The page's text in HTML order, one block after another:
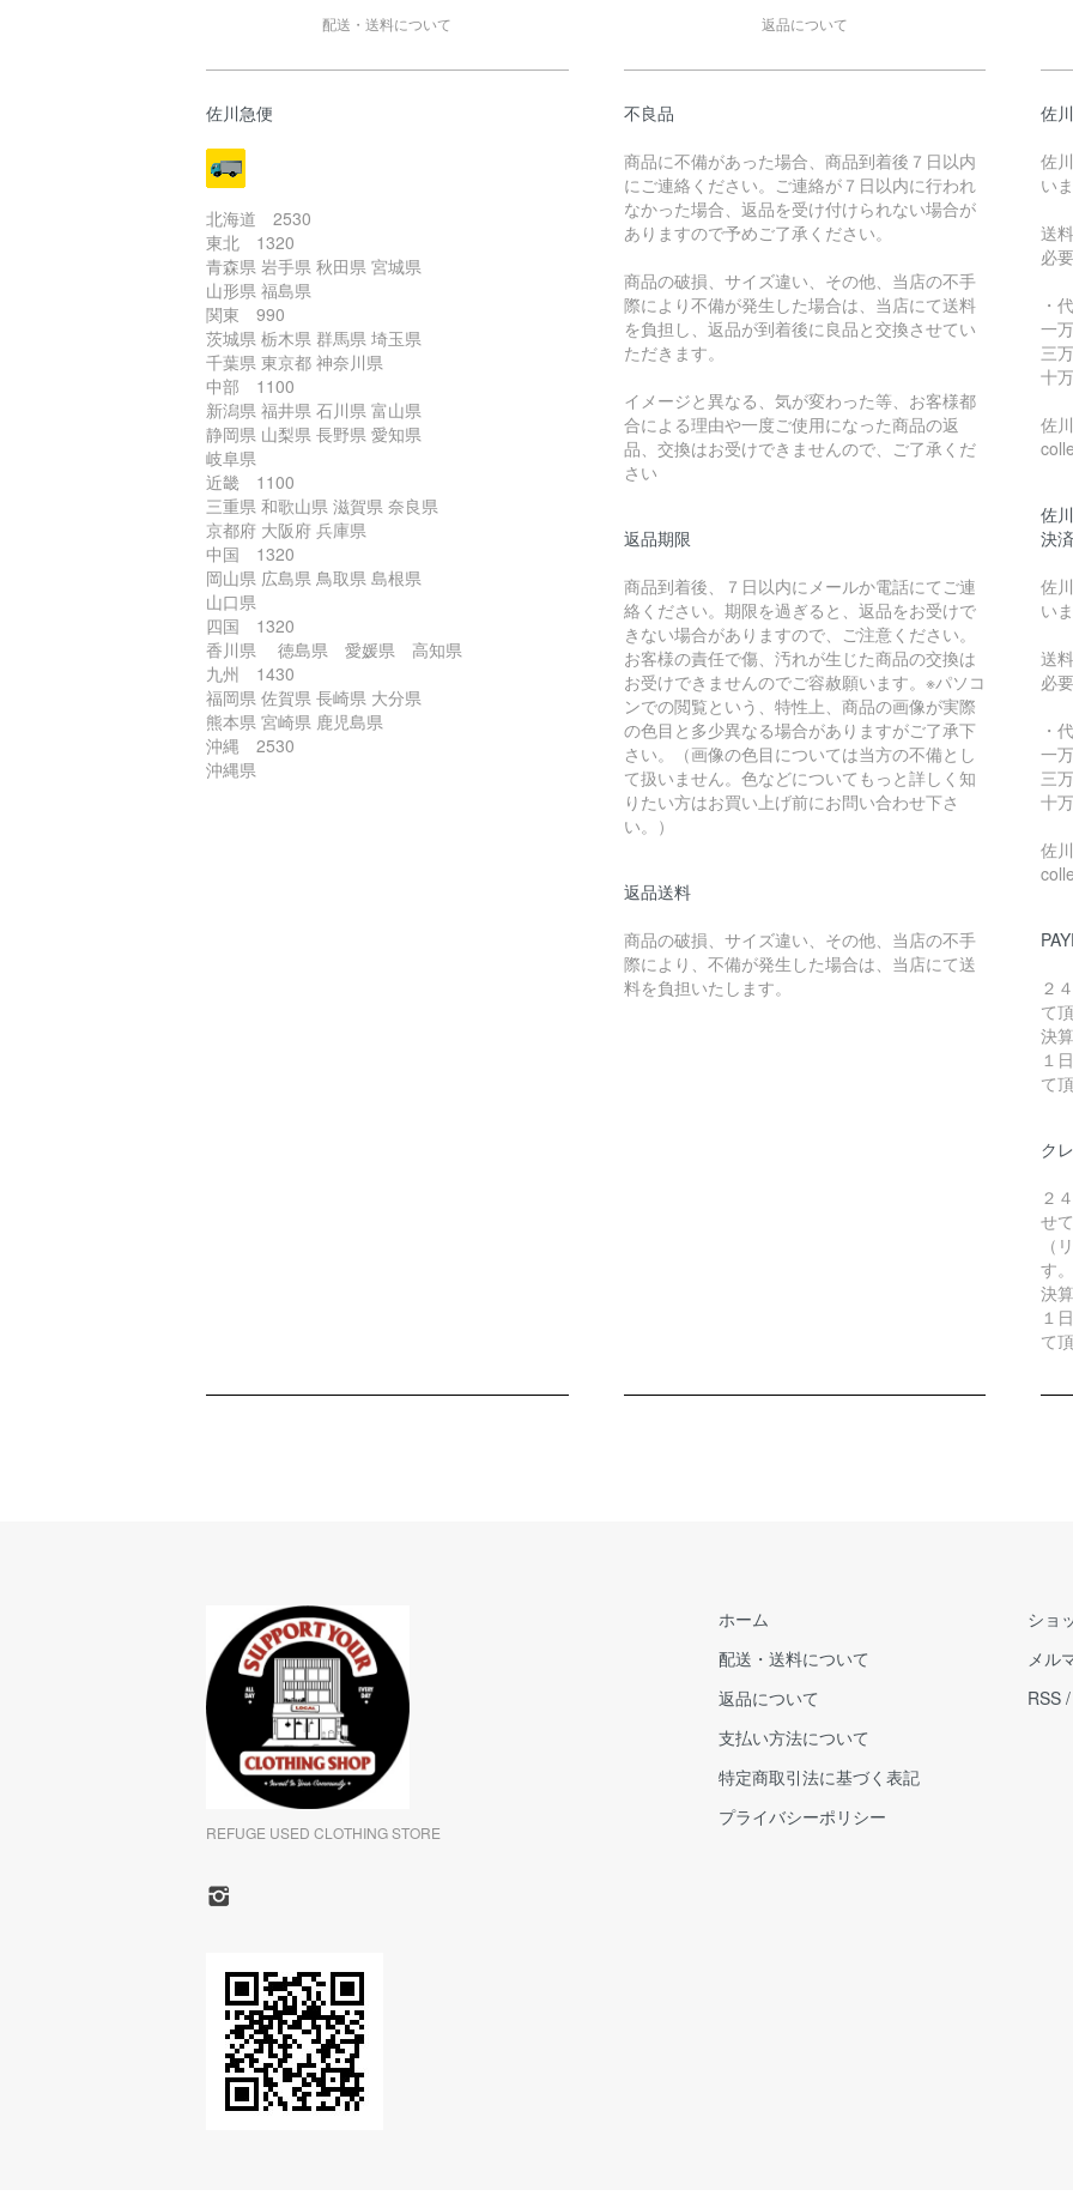
配送・送料について
佐川急便
北海道 2530
東北 1320
青森県 岩手県 秋田県 宮城県
山形県 福島県
関東 990
茨城県 栃木県 群馬県 埼玉県
千葉県 東京都 神奈川県
中部 1100
新潟県 福井県 石川県 富山県
静岡県 山梨県 長野県 愛知県
岐阜県
近畿 1100
三重県 和歌山県 滋賀県 奈良県
京都府 大阪府 兵庫県
中国 1320
岡山県 広島県 鳥取県 島根県
山口県
四国 1320
香川県 徳島県 愛媛県 高知県
九州 1430
福岡県 佐賀県 長崎県 大分県
熊本県 宮崎県 鹿児島県
沖縄 2530
沖縄県
返品について
不良品
商品に不備があった場合、商品到着後７日以内
にご連絡ください。ご連絡が７日以内に行われ
なかった場合、返品を受け付けられない場合が
ありますので予めご了承ください。
商品の破損、サイズ違い、その他、当店の不手
際により不備が発生した場合は、当店にて送料
を負担し、返品が到着後に良品と交換させてい
ただきます。
イメージと異なる、気が変わった等、お客様都
合による理由や一度ご使用になった商品の返
品、交換はお受けできませんので、ご了承くだ
さい
返品期限
商品到着後、７日以内にメールか電話にてご連
絡ください。期限を過ぎると、返品をお受けで
きない場合がありますので、ご注意ください。
お客様の責任で傷、汚れが生じた商品の交換は
お受けできませんのでご容赦願います。※パソコ
ンでの閲覧という、特性上、商品の画像が実際
の色目と多少異なる場合がありますがご了承下
さい。（画像の色目については当方の不備とし
て扱いません。色などについてもっと詳しく知
りたい方はお買い上げ前にお問い合わせ下さ
い。）
返品送料
商品の破損、サイズ違い、その他、当店の不手
際により、不備が発生した場合は、当店にて送
料を負担いたします。
佐
佐
い
送
必
・
一
三
十
佐
佐
決済
佐
い
送
必
・
一
三
十
佐
２
て
決
１
て
ク
２
せ
（
す。
決
１
て
REFUGE USED CLOTHING STORE
ホーム
配送・送料について
返品について
支払い方法について
特定商取引法に基づく表記
プライバシーポリシー
ショ
メル
RSS /